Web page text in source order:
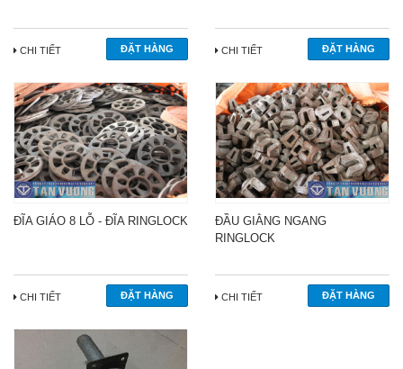
CHI TIẾT CHI TIẾT
ĐĨA GIÁO 8 LỖ - ĐĨA RINGLOCK
CHI TIẾT
ĐẦU GIẰNG NGANG
RINGLOCK
CHI TIẾT